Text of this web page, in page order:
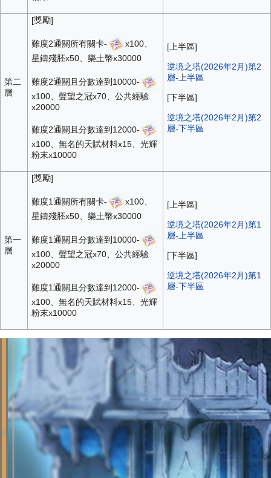
第二
層
[獎勵]
難度2通關所有關卡-
x100、
星鑄殘胚x50、樂土幣x30000
難度2通關且分數達到10000-
x100、聲望之冠x70、公共經驗
x20000
難度2通關且分數達到12000-
x100、無名的天賦材料x15、光輝
粉末x10000
[上半區]
逆境之塔(2026年2月)第2
層-上半區
[下半區]
逆境之塔(2026年2月)第2
層-下半區
第一
層
[獎勵]
難度1通關所有關卡-
x100、
星鑄殘胚x50、樂土幣x30000
難度1通關且分數達到10000-
x100、聲望之冠x70、公共經驗
x20000
難度1通關且分數達到12000-
x100、無名的天賦材料x15、光輝
粉末x10000
[上半區]
逆境之塔(2026年2月)第1
層-上半區
[下半區]
逆境之塔(2026年2月)第1
層-下半區